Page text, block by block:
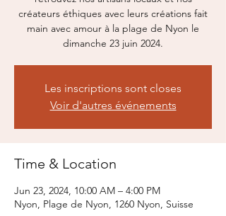
créateurs éthiques avec leurs créations fait
main avec amour à la plage de Nyon le
dimanche 23 juin 2024.
Les inscriptions sont closes
Voir d'autres événements
Time & Location
Jun 23, 2024, 10:00 AM – 4:00 PM
Nyon, Plage de Nyon, 1260 Nyon, Suisse